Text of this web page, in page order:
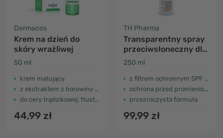
Dermacos
Krem na dzień do
skóry wrażliwej
50 ml
krem matujący
z ekstraktem z borowiny aktywnej
do cery trądzikowej, tłustej i mieszanej
44,99 zł
TH Pharma
Transparentny spray
przeciwsłoneczny dla
dzieci SPF 50+
250 ml
z filtrem ochronnym SPF 50+
ochrona przed promieniowaniem UVA i UVB
przezroczysta formuła
99,99 zł